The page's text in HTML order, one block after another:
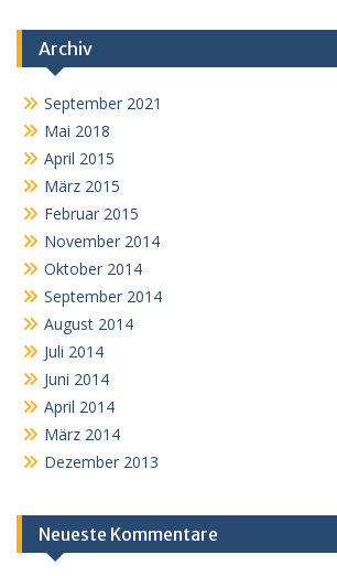
Archiv
September 2021
Mai 2018
April 2015
März 2015
Februar 2015
November 2014
Oktober 2014
September 2014
August 2014
Juli 2014
Juni 2014
April 2014
März 2014
Dezember 2013
Neueste Kommentare